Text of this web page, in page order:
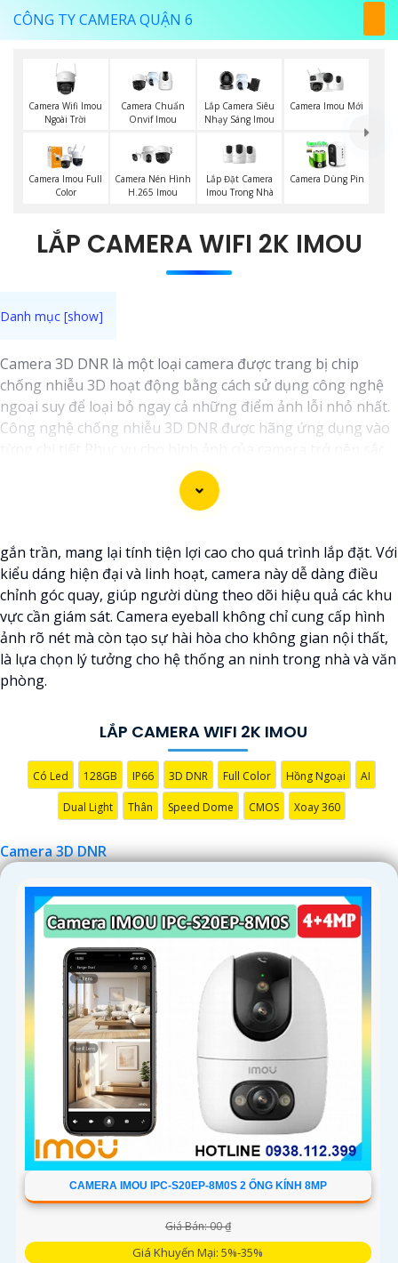
CÔNG TY CAMERA QUẬN 6
Camera Wifi Imou
Ngoài Trời
Camera Chuẩn
Onvif Imou
Lắp Camera Siêu
Nhạy Sáng Imou
Camera Imou Mới
Camera Imou Full
Color
Camera Nén Hình
H.265 Imou
Lắp Đặt Camera
Imou Trong Nhà
Camera Dùng Pin
LẮP CAMERA WIFI 2K IMOU
Camera 3D DNR là một loại camera được trang bị chip
chống nhiễu 3D hoạt động bằng cách sử dụng công nghệ
ngoại suy để loại bỏ ngay cả những điểm ảnh lỗi nhỏ nhất.
Công nghệ chống nhiễu 3D DNR được hãng ứng dụng vào
nét, rõ ràng và không bị ảnh hưởng bởi nhiễu hạt.
Với tính năng chống nhiễu 3D DNR camera sẽ giúp bạn
quan sát được hình ảnh chất lượng cao, đặc biệt trong các
Trang bị cao cấp làm cho việc giám sát, quan sát trở nên dễ
dàng và chính xác hơn.
'
gắn trần, mang lại tính tiện lợi cao cho quá trình lắp đặt. Với
kiểu dáng hiện đại và linh hoạt, camera này dễ dàng điều
chỉnh góc quay, giúp người dùng theo dõi hiệu quả các khu
vực cần giám sát. Camera eyeball không chỉ cung cấp hình
ảnh rõ nét mà còn tạo sự hài hòa cho không gian nội thất,
là lựa chọn lý tưởng cho hệ thống an ninh trong nhà và văn
phòng.
LẮP CAMERA WIFI 2K IMOU
Có Led 128GB IP66 3D DNR Full Color Hồng Ngoại AI
Dual Light Thân Speed Dome CMOS Xoay 360
Camera 3D DNR
CAMERA IMOU IPC-S20EP-8M0S 2 ỐNG KÍNH 8MP
Giá Bán: 00 ₫
Giá Khuyến Mại: 5%-35%